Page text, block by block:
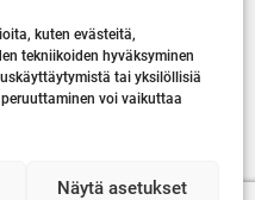
kuten evästeitä,
tekniikoiden hyväksyminen
tai yksilöllisiä
voi vaikuttaa
Näytä asetukset